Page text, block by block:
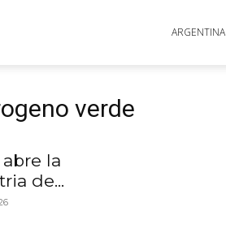
ARGENTINA
verde
la
de...